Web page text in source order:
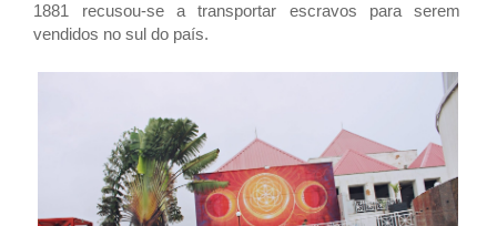
1881 recusou-se a transportar escravos para serem
vendidos no sul do país.